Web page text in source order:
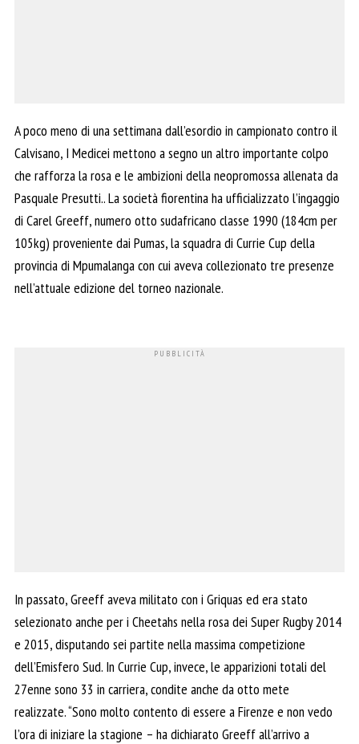
A poco meno di una settimana dall’esordio in campionato contro il
Calvisano, I Medicei mettono a segno un altro importante colpo
che rafforza la rosa e le ambizioni della neopromossa allenata da
Pasquale Presutti.. La società fiorentina ha ufficializzato l’ingaggio
di Carel Greeff, numero otto sudafricano classe 1990 (184cm per
105kg) proveniente dai Pumas, la squadra di Currie Cup della
provincia di Mpumalanga con cui aveva collezionato tre presenze
nell’attuale edizione del torneo nazionale.
In passato, Greeff aveva militato con i Griquas ed era stato
selezionato anche per i Cheetahs nella rosa dei Super Rugby 2014
e 2015, disputando sei partite nella massima competizione
dell’Emisfero Sud. In Currie Cup, invece, le apparizioni totali del
27enne sono 33 in carriera, condite anche da otto mete
realizzate. “Sono molto contento di essere a Firenze e non vedo
l’ora di iniziare la stagione – ha dichiarato Greeff all’arrivo a